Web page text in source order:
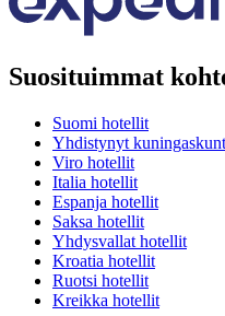
Suosituimmat
Suomi hotellit
Yhdistynyt
Viro hotellit
Italia hotellit
Espanja hotellit
Saksa hotellit
Yhdysvallat hotellit
Kroatia hotellit
Ruotsi hotellit
Kreikka hotellit